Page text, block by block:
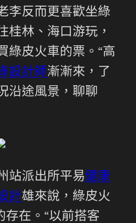
李反而更喜歡坐綠
桂林、海口游玩，
綠皮火車的票。“高
設計師漸漸來，了
沿途風景，聊聊
站派出所平易健康
計雄來說，綠皮火
存在。“以前搭客